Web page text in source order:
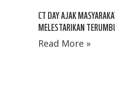
CT DAY AJAK
MELESTARIKAN
Read More »